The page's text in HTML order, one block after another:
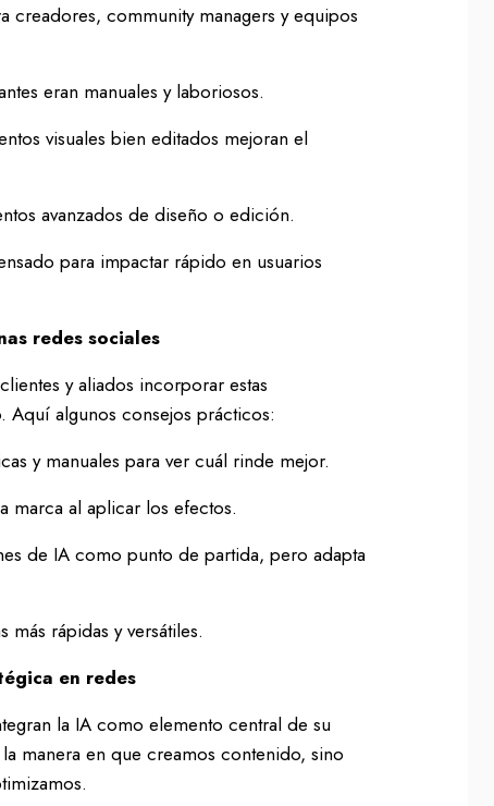
creadores, community managers y equipos
eran manuales y laboriosos.
visuales bien editados mejoran el
avanzados de diseño o edición.
para impactar rápido en usuarios
redes sociales
y aliados incorporar estas
Aquí algunos consejos prácticos:
y manuales para ver cuál rinde mejor.
marca al aplicar los efectos.
de IA como punto de partida, pero adapta
más rápidas y versátiles.
en redes
la IA como elemento central de su
manera en que creamos contenido, sino